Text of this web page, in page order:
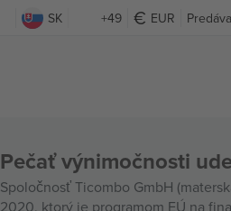
SK +49 EUR
Pečať výnimočnosti
Spoločnosť Ticombo GmbH
2020, ktorý je programom EÚ na